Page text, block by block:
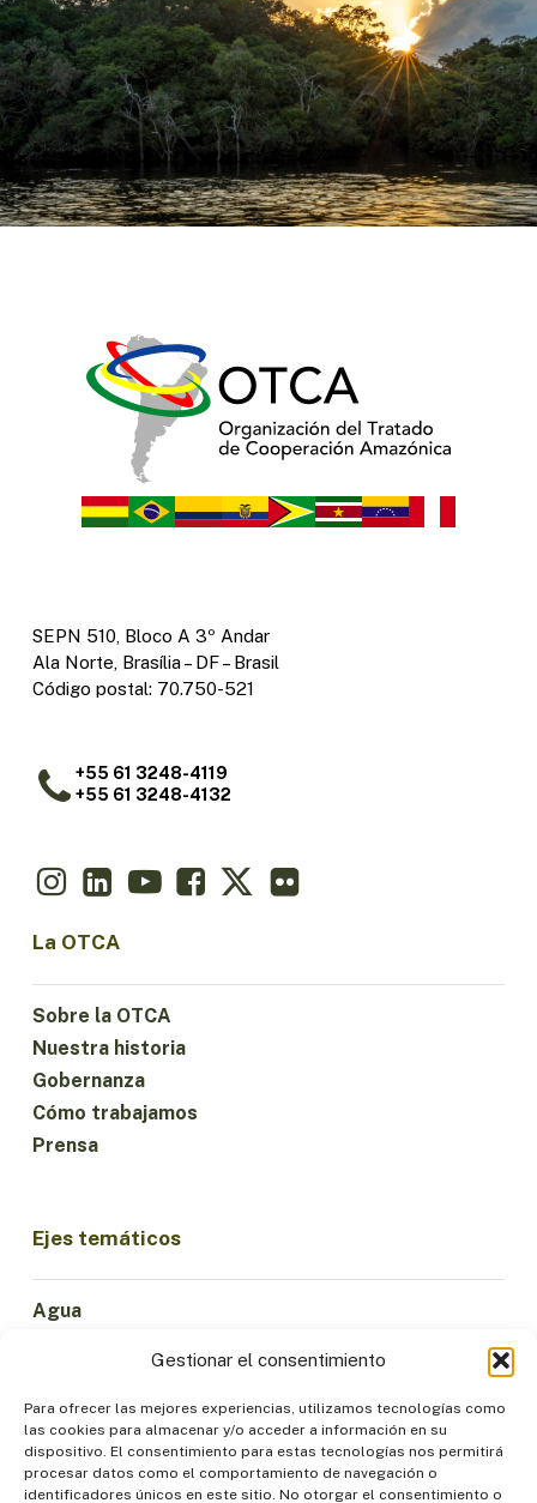
Gestionar el consentimiento
Para ofrecer las mejores experiencias, utilizamos tecnologías como
las cookies para almacenar y/o acceder a información en su
dispositivo. El consentimiento para estas tecnologías nos permitirá
procesar datos como el comportamiento de navegación o
identificadores únicos en este sitio. No otorgar el consentimiento o
SEPN 510, Bloco A 3º Andar
Ala Norte, Brasília – DF – Brasil
Código postal: 70.750-521
+55 61 3248-4119
+55 61 3248-4132
La OTCA
Sobre la OTCA
Nuestra historia
Gobernanza
Cómo trabajamos
Prensa
Ejes temáticos
Agua
Economía Sostenible
Bosques y Biodiversidad
Institucionalidad